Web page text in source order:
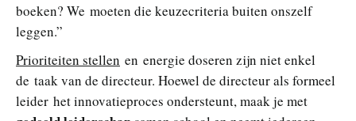
boeken? We moeten die keuzecriteria buiten onszelf
leggen.”
Prioriteiten stellen en energie doseren zijn niet enkel
de taak van de directeur. Hoewel de directeur als formeel
leider het innovatieproces ondersteunt, maak je met